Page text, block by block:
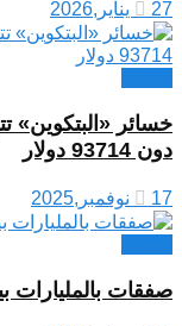
27 يناير,2026
دون 93714 دولار
17 نوفمبر,2025
صفقات